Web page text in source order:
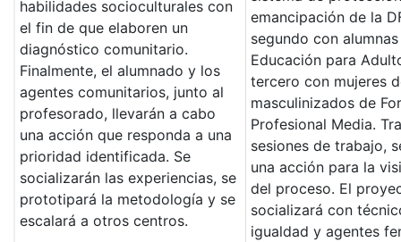
habilidades socioculturales con
el fin de que elaboren un
diagnóstico comunitario.
Finalmente, el alumnado y los
agentes comunitarios, junto al
profesorado, llevarán a cabo
una acción que responda a una
prioridad identificada. Se
socializarán las experiencias, se
prototipará la metodología y se
escalará a otros centros.
emancipación de la
segundo con
Educación para
tercero con mujeres
masculinizados de
Profesional Media.
sesiones de trabajo,
una acción para la
del proceso. El
socializará con
igualdad y agentes